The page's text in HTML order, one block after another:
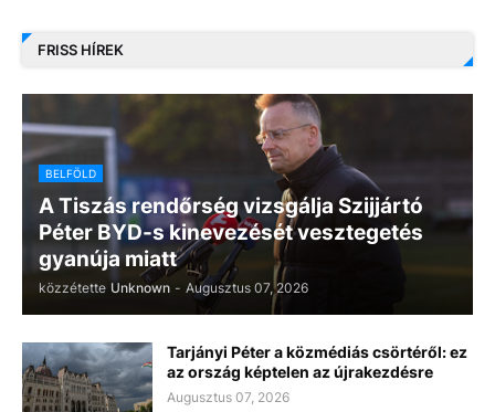
FRISS HÍREK
BELFÖLD
A Tiszás rendőrség vizsgálja Szijjártó
Péter BYD-s kinevezését vesztegetés
gyanúja miatt
közzétette Unknown - Augusztus 07, 2026
Tarjányi Péter a közmédiás csörtéről: ez
az ország képtelen az újrakezdésre
Augusztus 07, 2026